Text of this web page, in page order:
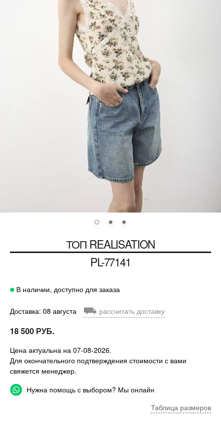
ТОП REALISATION
PL-77141
В наличии, доступно для заказа
Доставка: 08 августа ⛟ рассчитать доставку
18 500 РУБ.
Цена актуальна на 07-08-2026.
Для окончательного подтверждения стоимости с вами
свяжется менеджер.
Нужна помощь с выбором? Мы онлайн
Таблица размеров